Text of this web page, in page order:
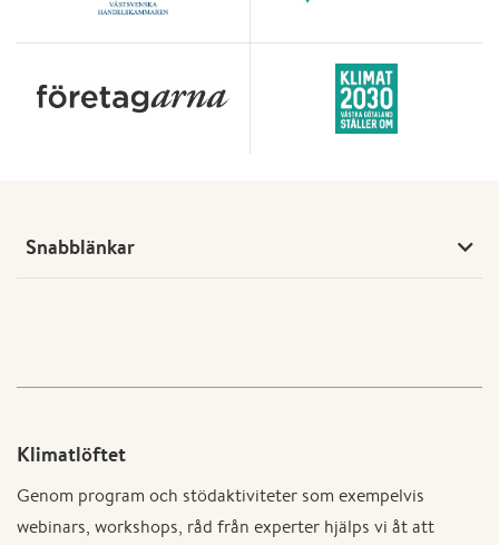
Snabblänkar
Klimatlöftet
Genom program och stödaktiviteter som exempelvis
webinars, workshops, råd från experter hjälps vi åt att